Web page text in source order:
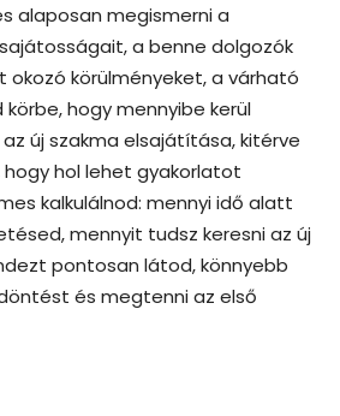
alaposan megismerni a
a benne dolgozók
okozó körülményeket, a várható
hogy mennyibe kerül
új szakma elsajátítása, kitérve
hogy hol lehet gyakorlatot
kalkulálnod: mennyi idő alatt
mennyit tudsz keresni az új
pontosan látod, könnyebb
és megtenni az első